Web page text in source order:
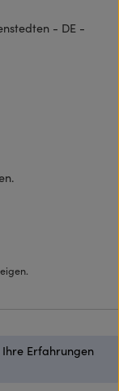
- DE -
Ihre Erfahrungen